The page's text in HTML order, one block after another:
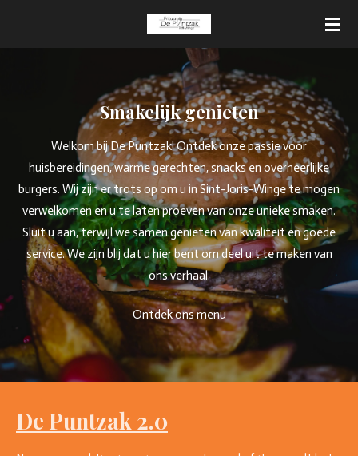
Smakelijk genieten
Welkom bij De Puntzak! Ontdek onze passie voor
huisbereidingen, warme gerechten, snacks en overheerlijke
burgers. Wij zijn er trots op om u in Sint-Joris-Winge te mogen
verwelkomen en u te laten proeven van onze unieke smaken.
Sluit u aan, terwijl we samen genieten van kwaliteit en goede
service. We zijn blij dat u hier bent om deel uit te maken van
ons verhaal.
Ontdek ons menu
De Puntzak 2.0